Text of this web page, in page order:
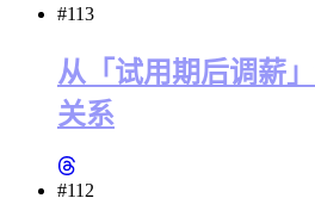
#113
从「试用期后调薪
关系
#112